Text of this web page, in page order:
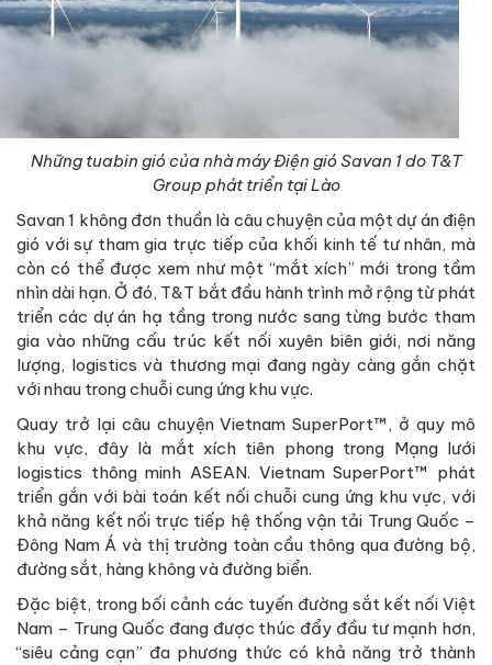
Những tuabin gió của nhà máy Điện gió Savan 1 do T&T
Group phát triển tại Lào
Savan 1 không đơn thuần là câu chuyện của một dự án điện
gió với sự tham gia trực tiếp của khối kinh tế tư nhân, mà
còn có thể được xem như một “mắt xích” mới trong tầm
nhìn dài hạn. Ở đó, T&T bắt đầu hành trình mở rộng từ phát
triển các dự án hạ tầng trong nước sang từng bước tham
gia vào những cấu trúc kết nối xuyên biên giới, nơi năng
lượng, logistics và thương mại đang ngày càng gắn chặt
với nhau trong chuỗi cung ứng khu vực.
Quay trở lại câu chuyện Vietnam SuperPort™, ở quy mô
khu vực, đây là mắt xích tiên phong trong Mạng lưới
logistics thông minh ASEAN. Vietnam SuperPort™ phát
triển gắn với bài toán kết nối chuỗi cung ứng khu vực, với
khả năng kết nối trực tiếp hệ thống vận tải Trung Quốc –
Đông Nam Á và thị trường toàn cầu thông qua đường bộ,
đường sắt, hàng không và đường biển.
Đặc biệt, trong bối cảnh các tuyến đường sắt kết nối Việt
Nam – Trung Quốc đang được thúc đẩy đầu tư mạnh hơn,
“siêu cảng cạn” đa phương thức có khả năng trở thành